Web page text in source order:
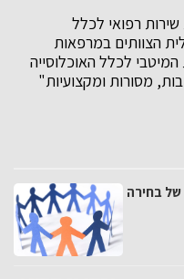
רפואי לכלל
הצוותים במרפאות
לכלל האוכלוסייה
מסורות ומקצועיות"
של בחירה